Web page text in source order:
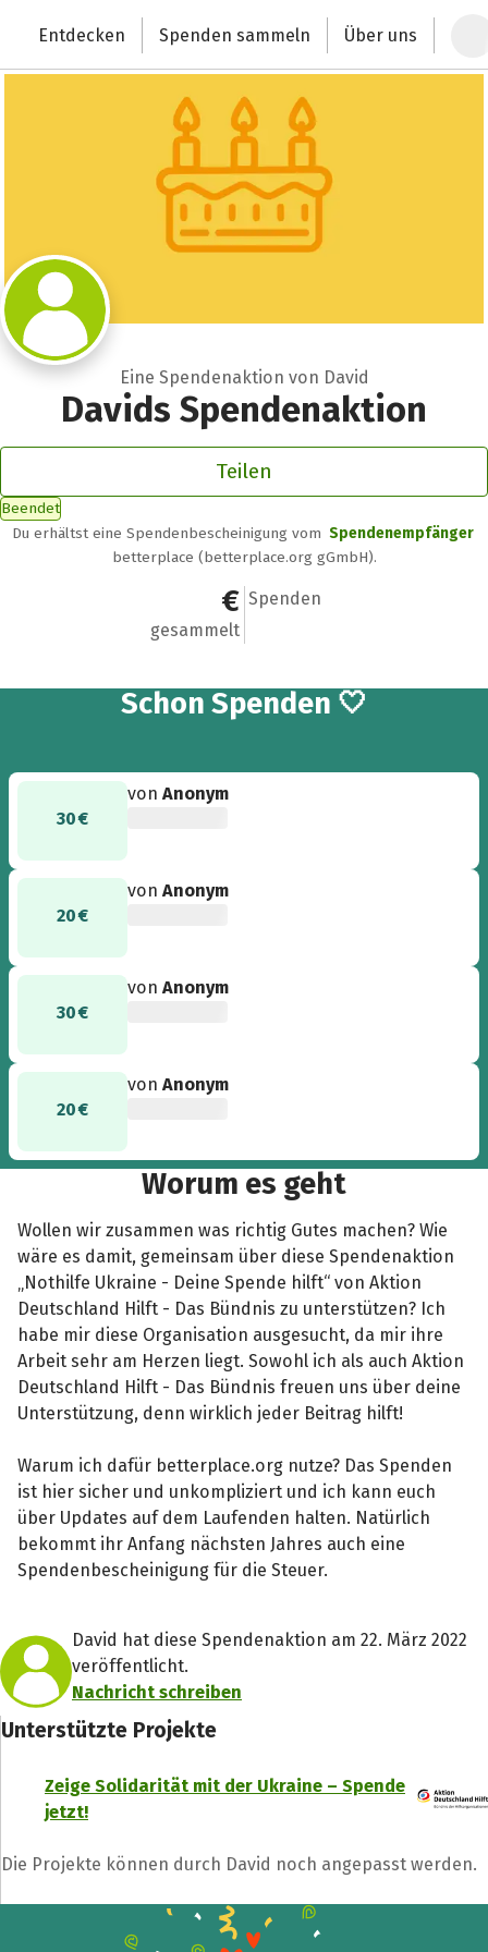
Deutschlands größte Spendenplattform
Entdecken Spenden sammeln Über uns
Eine Spendenaktion von David
Davids Spendenaktion
Teilen
Beendet
Du erhältst eine Spendenbescheinigung vom Spendenempfänger
betterplace (betterplace.org gGmbH).
100 €
gesammelt
4
Spenden
Schon 4
Spenden 🤍
30 €
vonAnonym
20 €
vonAnonym
30 €
vonAnonym
20 €
vonAnonym
Worum es geht
Wollen wir zusammen was richtig Gutes machen? Wie
wäre es damit, gemeinsam über diese Spendenaktion
„Nothilfe Ukraine - Deine Spende hilft“ von Aktion
Deutschland Hilft - Das Bündnis zu unterstützen? Ich
habe mir diese Organisation ausgesucht, da mir ihre
Arbeit sehr am Herzen liegt. Sowohl ich als auch Aktion
Deutschland Hilft - Das Bündnis freuen uns über deine
Unterstützung, denn wirklich jeder Beitrag hilft!
Warum ich dafür betterplace.org nutze? Das Spenden
ist hier sicher und unkompliziert und ich kann euch
über Updates auf dem Laufenden halten. Natürlich
bekommt ihr Anfang nächsten Jahres auch eine
Spendenbescheinigung für die Steuer.
David hat diese Spendenaktion am 22. März 2022
veröffentlicht.
Nachricht schreiben
Unterstützte Projekte
Zeige Solidarität mit der Ukraine – Spende
jetzt!
Die Projekte können durch David noch angepasst werden.